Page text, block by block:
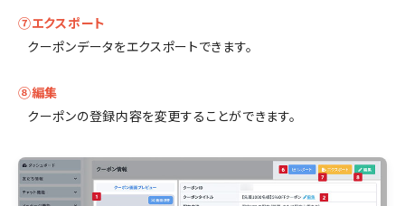
⑦エクスポート
クーポンデータをエクスポートできます。
⑧編集
クーポンの登録内容を変更することができます。